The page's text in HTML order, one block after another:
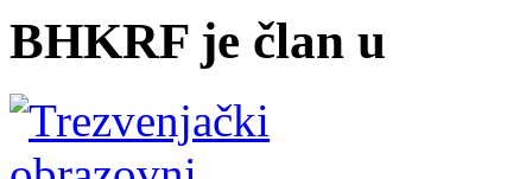
BHKRF je član u